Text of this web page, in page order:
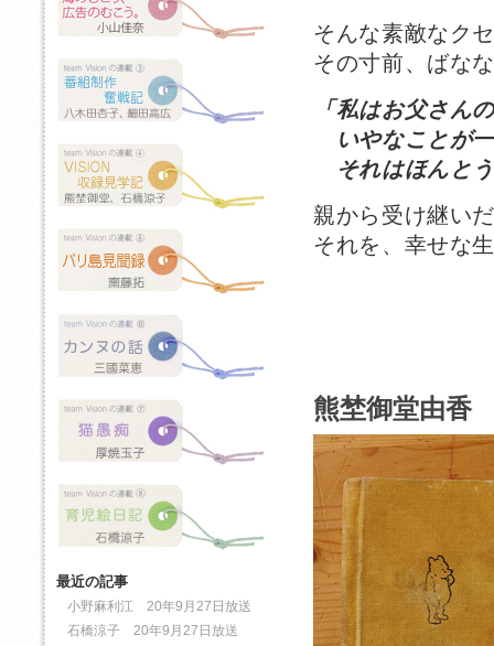
そんな素敵なク
その寸前、ばな
「私はお父さん
いやなことが
それはほんと
親から受け継い
それを、幸せな
熊埜御堂由香
最近の記事
小野麻利江 20年9月27日放送
石橋涼子 20年9月27日放送